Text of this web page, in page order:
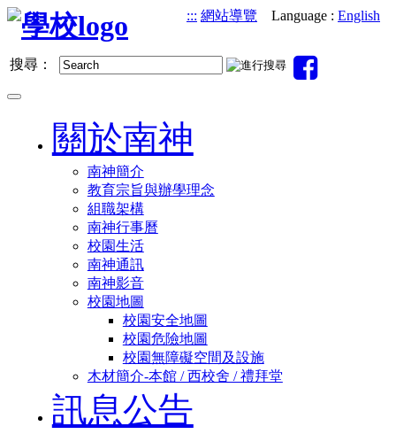
跳
要
::: 網站導覽 Language : English
搜尋：
Toggle
關於南神
南神簡介
教育宗旨與辦學理念
組職架構
南神行事曆
校園生活
南神通訊
南神影音
校園地圖
校園安全地圖
校園危險地圖
校園無障礙空間及設施
木材簡介-本館 / 西校舍 / 禮拜堂
訊息公告